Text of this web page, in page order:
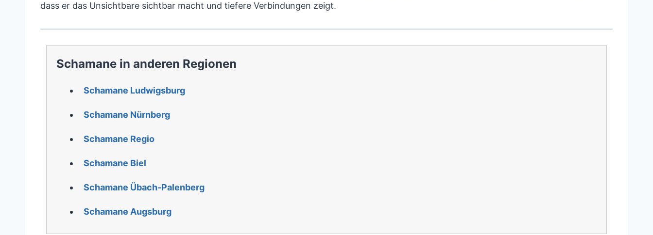
dass er das Unsichtbare sichtbar macht und tiefere Verbindungen zeigt.
Schamane in anderen Regionen
Schamane Ludwigsburg
Schamane Nürnberg
Schamane Regio
Schamane Biel
Schamane Übach-Palenberg
Schamane Augsburg